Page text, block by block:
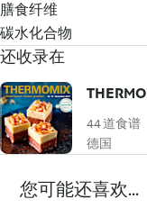
膳食纤维
碳水化合物
还收录在
44 道食谱
德国
您可能还喜欢...